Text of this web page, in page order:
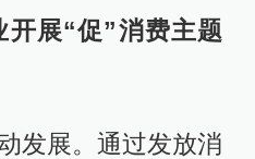
展“促”消费主题
发展。通过发放消